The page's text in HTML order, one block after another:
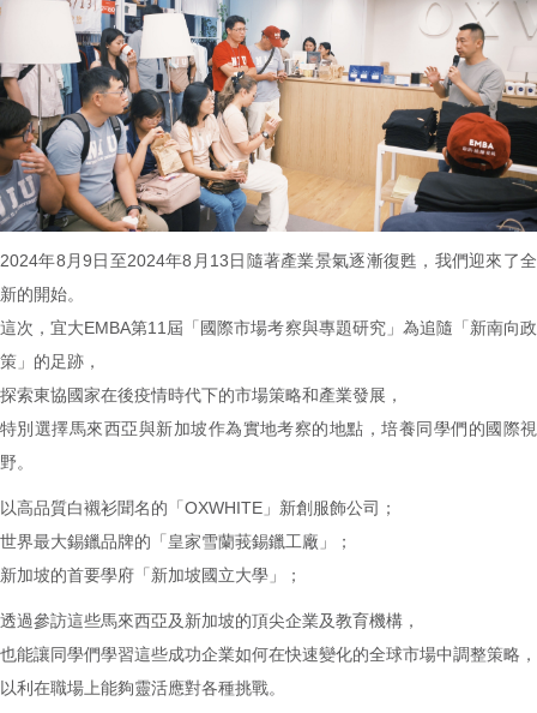
2024年8月9日至2024年8月13日隨著產業景氣逐漸復甦，我們迎來了全
新的開始。
這次，宜大EMBA第11屆「國際市場考察與專題研究」為追隨「新南向政
策」的足跡，
探索東協國家在後疫情時代下的市場策略和產業發展，
特別選擇馬來西亞與新加坡作為實地考察的地點，培養同學們的國際視
野。
以高品質白襯衫聞名的「OXWHITE」新創服飾公司；
世界最大錫鑞品牌的「皇家雪蘭莪錫鑞工廠」；
新加坡的首要學府「新加坡國立大學」；
透過參訪這些馬來西亞及新加坡的頂尖企業及教育機構，
也能讓同學們學習這些成功企業如何在快速變化的全球市場中調整策略，
以利在職場上能夠靈活應對各種挑戰。